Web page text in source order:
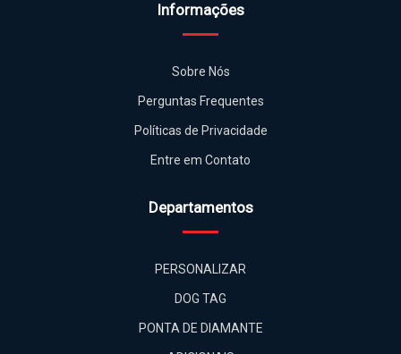
Informações
Sobre Nós
Perguntas Frequentes
Políticas de Privacidade
Entre em Contato
Departamentos
PERSONALIZAR
DOG TAG
PONTA DE DIAMANTE